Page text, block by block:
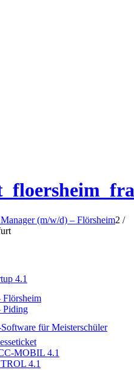
4.1
für Meisterschüler
(m/w/d) – Flörsheim2 /
Flörsheim
Piding
MOBIL 4.1
4.1